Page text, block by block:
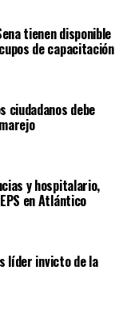
tienen disponible
de capacitación
ciudadanos debe
y hospitalario,
en Atlántico
líder invicto de la